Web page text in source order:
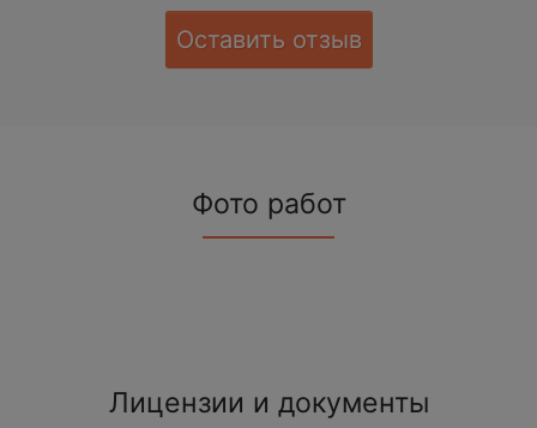
Оставить отзыв
Фото работ
Лицензии и документы